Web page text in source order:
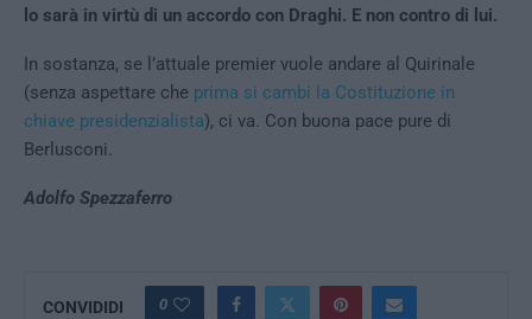
lo sarà in virtù di un accordo con Draghi. E non contro di lui.
In sostanza, se l’attuale premier vuole andare al Quirinale
(senza aspettare che prima si cambi la Costituzione in
chiave presidenzialista), ci va. Con buona pace pure di
Berlusconi.
Adolfo Spezzaferro
CONVIDIDI 0